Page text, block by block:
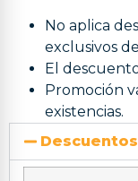
No aplica
exclusivos
El
Promoción
existencias.